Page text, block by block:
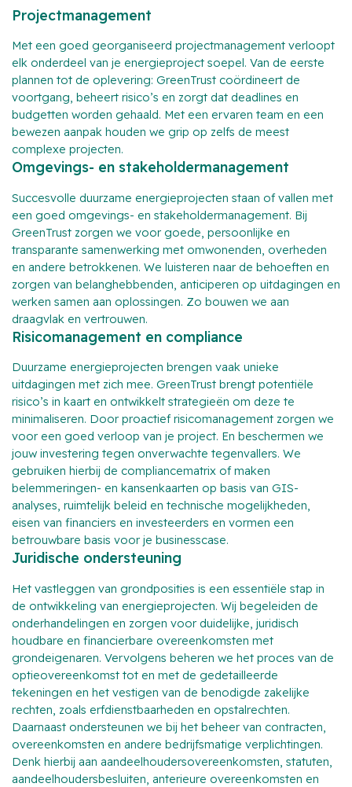
Projectmanagement
Met een goed georganiseerd projectmanagement verloopt
elk onderdeel van je energieproject soepel. Van de eerste
plannen tot de oplevering: GreenTrust coördineert de
voortgang, beheert risico’s en zorgt dat deadlines en
budgetten worden gehaald. Met een ervaren team en een
bewezen aanpak houden we grip op zelfs de meest
complexe projecten.
Omgevings- en stakeholdermanagement
Succesvolle duurzame energieprojecten staan of vallen met
een goed omgevings- en stakeholdermanagement. Bij
GreenTrust zorgen we voor goede, persoonlijke en
transparante samenwerking met omwonenden, overheden
en andere betrokkenen. We luisteren naar de behoeften en
zorgen van belanghebbenden, anticiperen op uitdagingen en
werken samen aan oplossingen. Zo bouwen we aan
draagvlak en vertrouwen.
Risicomanagement en compliance
Duurzame energieprojecten brengen vaak unieke
uitdagingen met zich mee. GreenTrust brengt potentiële
risico’s in kaart en ontwikkelt strategieën om deze te
minimaliseren. Door proactief risicomanagement zorgen we
voor een goed verloop van je project. En beschermen we
jouw investering tegen onverwachte tegenvallers. We
gebruiken hierbij de compliancematrix of maken
belemmeringen- en kansenkaarten op basis van GIS-
analyses, ruimtelijk beleid en technische mogelijkheden,
eisen van financiers en investeerders en vormen een
betrouwbare basis voor je businesscase.
Juridische ondersteuning
Het vastleggen van grondposities is een essentiële stap in
de ontwikkeling van energieprojecten. Wij begeleiden de
onderhandelingen en zorgen voor duidelijke, juridisch
houdbare en financierbare overeenkomsten met
grondeigenaren. Vervolgens beheren we het proces van de
optieovereenkomst tot en met de gedetailleerde
tekeningen en het vestigen van de benodigde zakelijke
rechten, zoals erfdienstbaarheden en opstalrechten.
Daarnaast ondersteunen we bij het beheer van contracten,
overeenkomsten en andere bedrijfsmatige verplichtingen.
Denk hierbij aan aandeelhoudersovereenkomsten, statuten,
aandeelhoudersbesluiten, anterieure overeenkomsten en